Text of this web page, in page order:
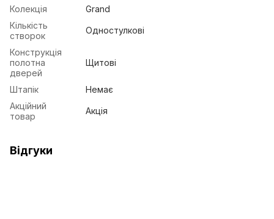
Колекція
Grand
Кількість
створок
Одностулкові
Конструкція
полотна
дверей
Щитові
Штапік
Немає
Акційний
товар
Акція
Відгуки